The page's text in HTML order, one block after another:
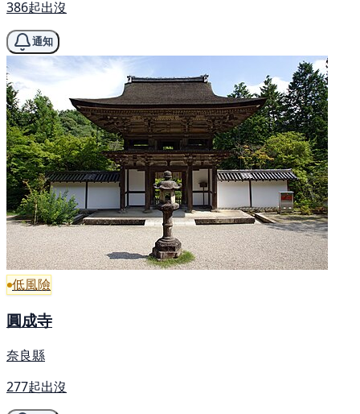
386起出沒
通知
低風險
圓成寺
奈良縣
277起出沒